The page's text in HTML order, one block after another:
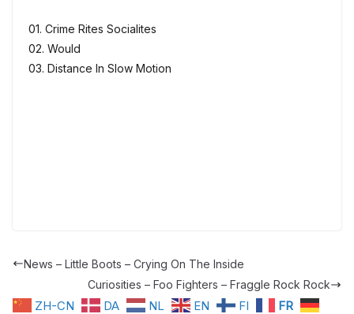
01. Crime Rites Socialites
02. Would
03. Distance In Slow Motion
News – Little Boots – Crying On The Inside
Curiosities – Foo Fighters – Fraggle Rock Rock
ZH-CN DA NL EN FI
FR